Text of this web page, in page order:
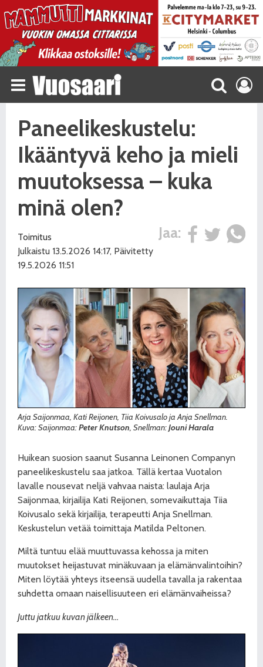
Paneelikeskustelu:
Ikääntyvä keho ja mieli
muutoksessa – kuka
minä olen?
Jaa:
Toimitus
Julkaistu 13.5.2026 14:17, Päivitetty
19.5.2026 11:51
Arja Saijonmaa, Kati Reijonen, Tiia Koivusalo ja Anja Snellman.
Kuva: Saijonmaa:Peter Knutson, Snellman:Jouni Harala
Huikean suosion saanut Susanna Leinonen Companyn
paneelikeskustelu saa jatkoa. Tällä kertaa Vuotalon
lavalle nousevat neljä vahvaa naista: laulaja Arja
Saijonmaa, kirjailija Kati Reijonen, somevaikuttaja Tiia
Koivusalo sekä kirjailija, terapeutti Anja Snellman.
Keskustelun vetää toimittaja Matilda Peltonen.
Miltä tuntuu elää muuttuvassa kehossa ja miten
muutokset heijastuvat minäkuvaan ja elämänvalintoihin?
Miten löytää yhteys itseensä uudella tavalla ja rakentaa
suhdetta omaan naisellisuuteen eri elämänvaiheissa?
Juttu jatkuu kuvan jälkeen…